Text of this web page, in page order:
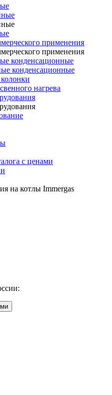
применения
применения
конденсационные
конденсационные
нагрева
с ценами
на котлы Immergas